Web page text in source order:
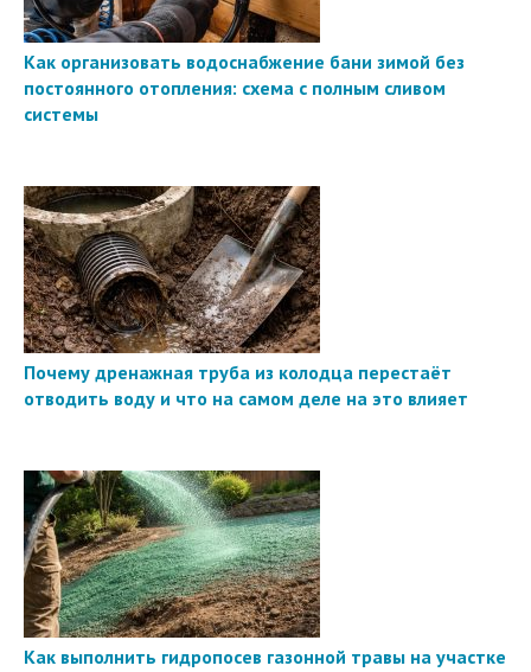
Как организовать водоснабжение бани зимой без
постоянного отопления: схема с полным сливом
системы
Почему дренажная труба из колодца перестаёт
отводить воду и что на самом деле на это влияет
Как выполнить гидропосев газонной травы на участке